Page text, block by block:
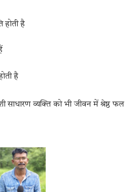
होती है
है
साधारण व्यक्ति को भी जीवन में श्रेष्ठ फल